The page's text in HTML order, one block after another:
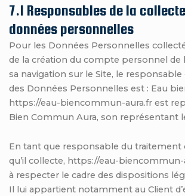
7.1 Responsables de la
données personnelles
Pour les Données Personnelles
de la création du compte personnel de
sa navigation sur le Site, le
des Données Personnelles est : Eau
https://eau-biencommun-aura.fr est
Bien Commun Aura, son représentant
En tant que responsable du traitement
qu’il collecte, https://eau-biencommun-
à respecter le cadre des dispositions
Il lui appartient notamment au Client